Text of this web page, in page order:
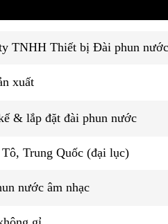
TNHH Thiết bị Đài phun
xuất
& lắp đặt đài phun nước
Trung Quốc (đại lục)
nước âm nhạc